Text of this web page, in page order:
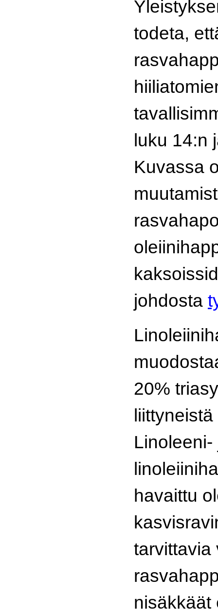
todeta,
luku 14:n
Kuvassa
johdosta
20%
Linoleeni-
havaittu
tarvittavia
nisäkkäät